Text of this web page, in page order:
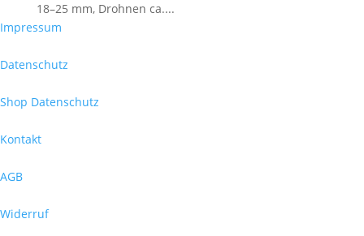
18–25 mm, Drohnen ca....
Impressum
Datenschutz
Shop Datenschutz
Kontakt
AGB
Widerruf